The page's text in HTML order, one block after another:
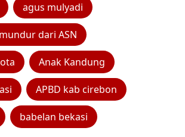
agus mulyadi
dari ASN
Anak Kandung
APBD kab cirebon
babelan bekasi